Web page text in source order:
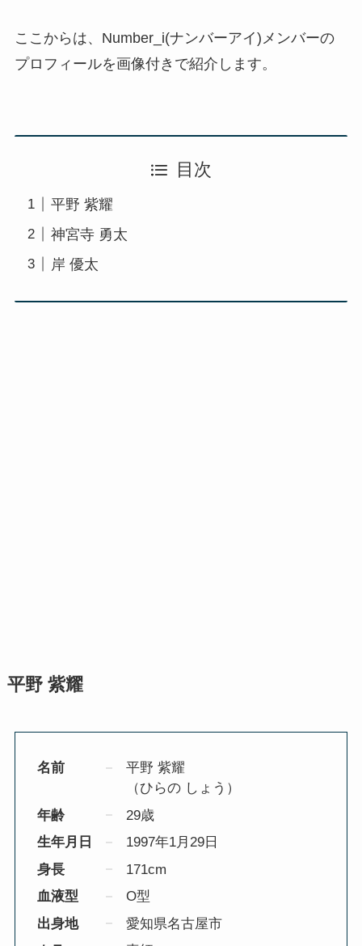
ここからは、Number_i(ナンバーアイ)メンバーの
プロフィールを画像付きで紹介します。
目次
平野 紫耀
神宮寺 勇太
岸 優太
平野 紫耀
名前
平野 紫耀
（ひらの しょう）
年齢
29歳
生年月日
1997年1月29日
身長
171cm
血液型
O型
出身地
愛知県名古屋市